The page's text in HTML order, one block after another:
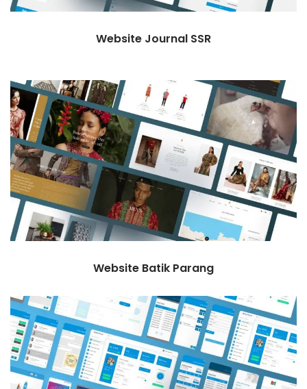
Website Journal SSR
Website Batik Parang